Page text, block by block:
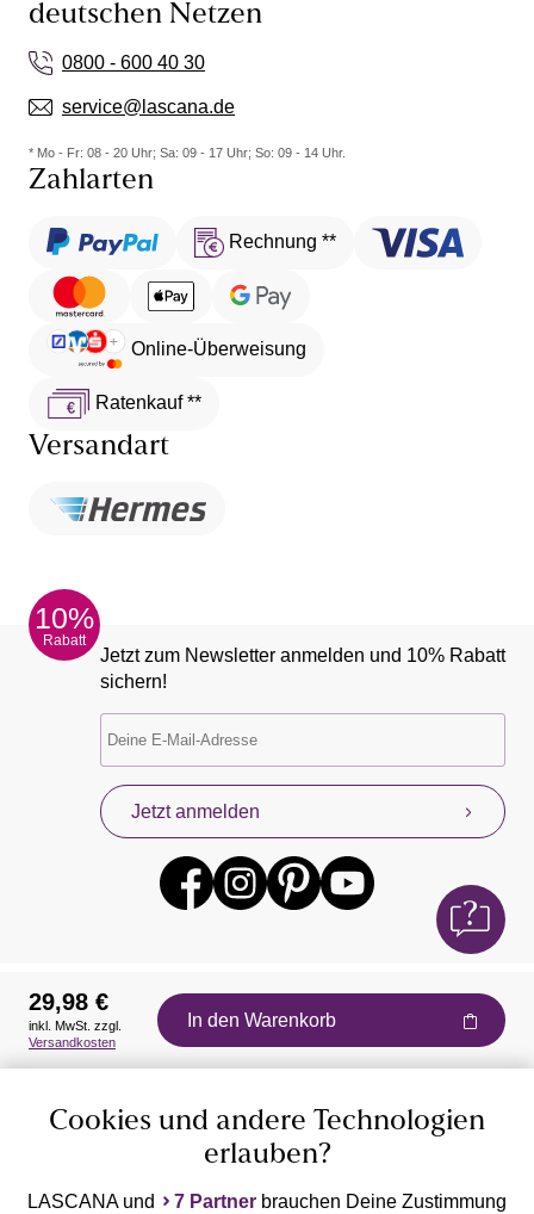
deutschen Netzen
0800 - 600 40 30
service@lascana.de
* Mo - Fr: 08 - 20 Uhr; Sa: 09 - 17 Uhr; So: 09 - 14 Uhr.
Zahlarten
Rechnung **
Online-Überweisung
Ratenkauf **
Versandart
10%
Rabatt
Jetzt zum Newsletter anmelden und 10% Rabatt
sichern!
Jetzt anmelden
Auszeichnungen
29,98 €
inkl. MwSt. zzgl.
Versandkosten
In den Warenkorb
Cookies und andere Technologien
erlauben?
LASCANA und 7 Partner brauchen Deine Zustimmung